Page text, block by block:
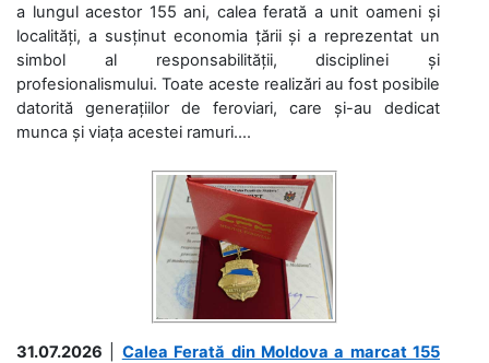
a lungul acestor 155 ani, calea ferată a unit oameni și
localități, a susținut economia țării și a reprezentat un
simbol al responsabilității, disciplinei și
profesionalismului. Toate aceste realizări au fost posibile
datorită generațiilor de feroviari, care și-au dedicat
munca și viața acestei ramuri....
31.07.2026
Calea Ferată din Moldova a marcat 155